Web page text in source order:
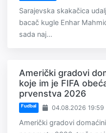
Sarajevska skakačica
bacač kugle Enhar
sada naj...
Američki gradovi
koje im je FIFA
prvenstva 2026
Fudbal 04.08.2026 19:59
Američki gradovi